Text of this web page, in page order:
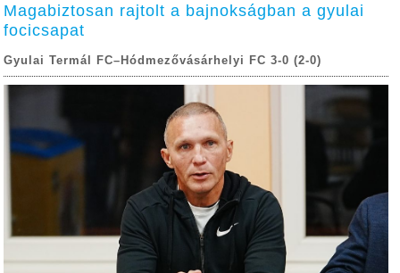
Magabiztosan rajtolt a bajnokságban a gyulai
focicsapat
Gyulai Termál FC–Hódmezővásárhelyi FC 3-0 (2-0)